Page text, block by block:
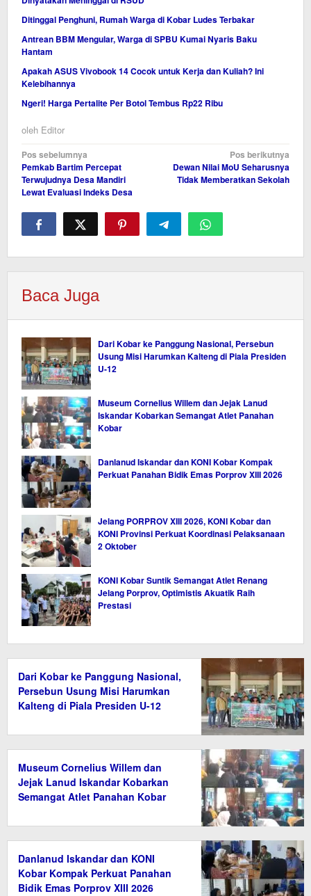
Ditinggal Penghuni, Rumah Warga di Kobar Ludes Terbakar
Antrean BBM Mengular, Warga di SPBU Kumai Nyaris Baku
Hantam
Apakah ASUS Vivobook 14 Cocok untuk Kerja dan Kuliah? Ini
Kelebihannya
Ngeri! Harga Pertalite Per Botol Tembus Rp22 Ribu
oleh Editor
Navigasi
pos
Pos sebelumnya
Pemkab Bartim Percepat
Terwujudnya Desa Mandiri
Lewat Evaluasi Indeks Desa
Pos berikutnya
Dewan Nilai MoU Seharusnya
Tidak Memberatkan Sekolah
Baca Juga
Dari Kobar ke Panggung Nasional, Persebun
Usung Misi Harumkan Kalteng di Piala Presiden
U-12
Museum Cornelius Willem dan Jejak Lanud
Iskandar Kobarkan Semangat Atlet Panahan
Kobar
Danlanud Iskandar dan KONI Kobar Kompak
Perkuat Panahan Bidik Emas Porprov XIII 2026
Jelang PORPROV XIII 2026, KONI Kobar dan
KONI Provinsi Perkuat Koordinasi Pelaksanaan
2 Oktober
KONI Kobar Suntik Semangat Atlet Renang
Jelang Porprov, Optimistis Akuatik Raih
Prestasi
Dari Kobar ke Panggung Nasional,
Persebun Usung Misi Harumkan
Kalteng di Piala Presiden U-12
Museum Cornelius Willem dan
Jejak Lanud Iskandar Kobarkan
Semangat Atlet Panahan Kobar
Danlanud Iskandar dan KONI
Kobar Kompak Perkuat Panahan
Bidik Emas Porprov XIII 2026